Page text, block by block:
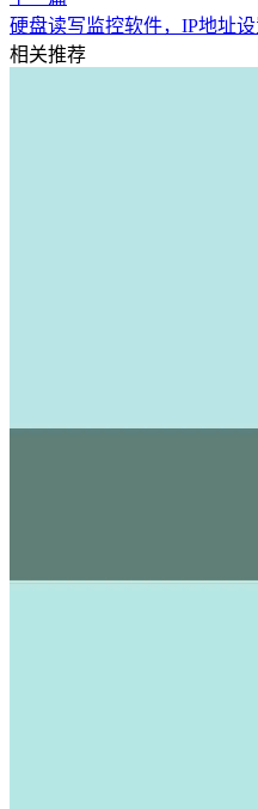
硬盘读写监控软件，IP地址
相关推荐